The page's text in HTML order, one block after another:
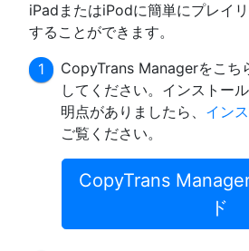
iPadまたはiPodに簡単にプレイ
することができます。
CopyTrans Managerをこち
してください。インストー
明点がありましたら、 イン
ご覧ください。
CopyTrans
ド